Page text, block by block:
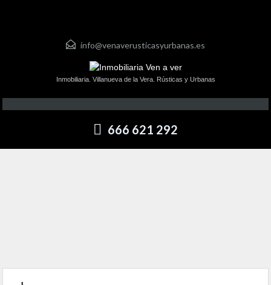
info@venaverusticasyurbanas.es
Inmobiliaria. Villanueva de la Vera. Rústicas y Urbanas
666 621 292